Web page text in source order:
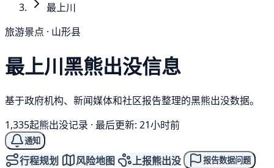
最上川
旅游景点 · 山形县
最上川黑熊出没信息
基于政府机构、新闻媒体和社区报告整理的黑熊出没数据。
1,335起熊出没记录 · 最后更新: 21小时前
通知
行程规划 风险地图 上报熊出没 报告数据问题